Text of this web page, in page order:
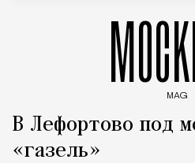
MAG
В Лефортово под
«газель»